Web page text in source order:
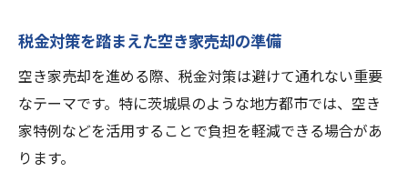
税金対策を踏まえた空き家売却の準備
空き家売却を進める際、税金対策は避けて通れない重要
なテーマです。特に茨城県のような地方都市では、空き
家特例などを活用することで負担を軽減できる場合があ
ります。